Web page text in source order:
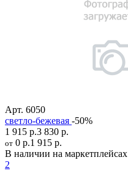
Арт. 6050
светло-бежевая -50%
1 915 р.3 830 р.
от 0 р.1 915 р.
В наличии на маркетплейсах
2